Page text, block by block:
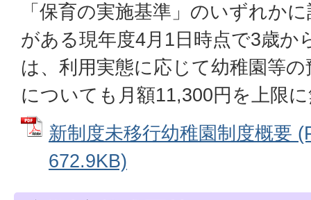
「保育の実施基準」のいずれか
がある現年度4月1日時点で3歳か
は、利用実態に応じて幼稚園等
についても月額11,300円を上限
新制度未移行幼稚園制度概要
672.9KB)